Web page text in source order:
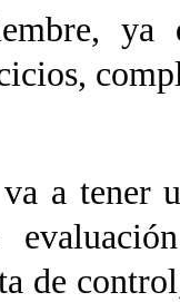
a tener
de